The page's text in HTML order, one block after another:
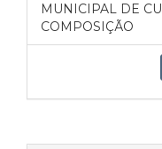
MUNICIPAL DE
COMPOSIÇÃO